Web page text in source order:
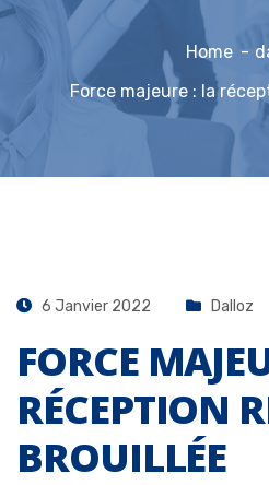
Home
Force majeure : la
6 Janvier 2022 Dalloz
FORCE
RÉCEPTION
BROUILLÉE